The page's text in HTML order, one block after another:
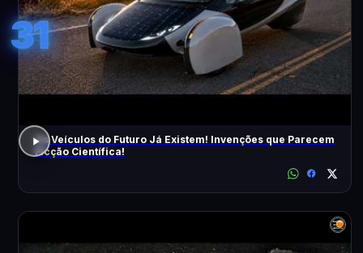
31
Os Veículos do Futuro Já Existem! Invenções que Parecem
Ficção Científica!